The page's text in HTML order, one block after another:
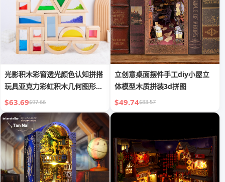
光影积木彩窗透光颜色认知拼搭
玩具亚克力彩虹积木几何图形教
具
$63.69$97.66
立创意桌面摆件手工diy小屋立
体模型木质拼装3d拼图
$49.74$83.57